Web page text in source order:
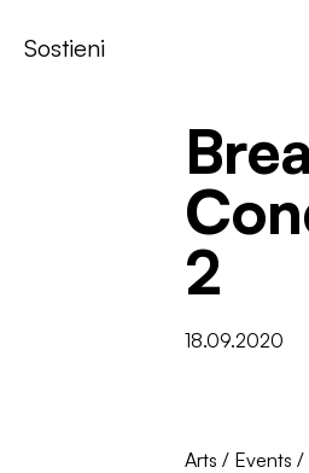
Sostieni
2
18.09.2020
Arts / Events /